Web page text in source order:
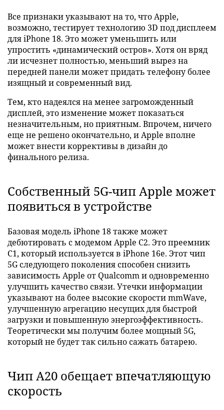
Все признаки указывают на то, что Apple,
возможно, тестирует технологию 3D под дисплеем
для iPhone 18. Это может уменьшить или
упростить «динамический остров». Хотя он вряд
ли исчезнет полностью, меньший вырез на
передней панели может придать телефону более
изящный и современный вид.
Тем, кто надеялся на менее загроможденный
дисплей, это изменение может показаться
незначительным, но приятным. Впрочем, ничего
еще не решено окончательно, и Apple вполне
может внести коррективы в дизайн до
финального релиза.
Собственный 5G-чип Apple может
появиться в устройстве
Базовая модель iPhone 18 также может
дебютировать с модемом Apple C2. Это преемник
C1, который используется в iPhone 16e. Этот чип
5G следующего поколения способен снизить
зависимость Apple от Qualcomm и одновременно
улучшить качество связи. Утечки информации
указывают на более высокие скорости mmWave,
улучшенную агрегацию несущих для быстрой
загрузки и повышенную энергоэффективность.
Теоретически мы получим более мощный 5G,
который не будет так сильно сажать батарею.
Чип A20 обещает впечатляющую
скорость